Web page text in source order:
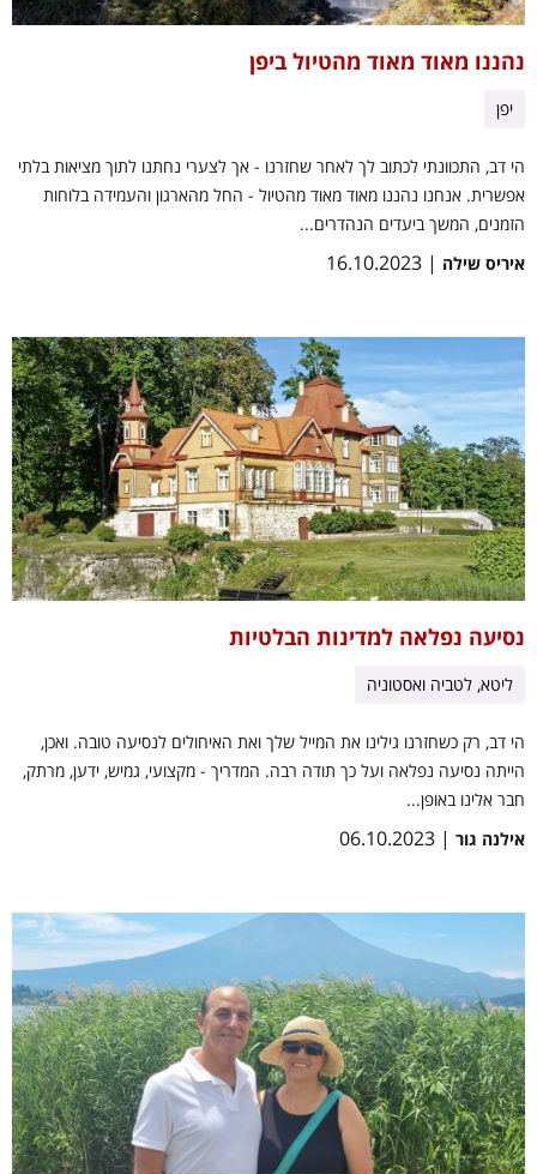
נהננו מאוד מאוד מהטיול ביפן
יפן
הי דב, התכוונתי לכתוב לך לאחר שחזרנו - אך לצערי נחתנו לתוך מציאות בלתי
אפשרית. אנחנו נהננו מאוד מאוד מהטיול - החל מהארגון והעמידה בלוחות
הזמנים, המשך ביעדים הנהדרים...
איריס שילה | 16.10.2023
נסיעה נפלאה למדינות הבלטיות
ליטא, לטביה ואסטוניה
הי דב, רק כשחזרנו גילינו את המייל שלך ואת האיחולים לנסיעה טובה. ואכן,
הייתה נסיעה נפלאה ועל כך תודה רבה. המדריך - מקצועי, גמיש, ידען, מרתק,
חבר אלינו באופן...
אילנה גור | 06.10.2023